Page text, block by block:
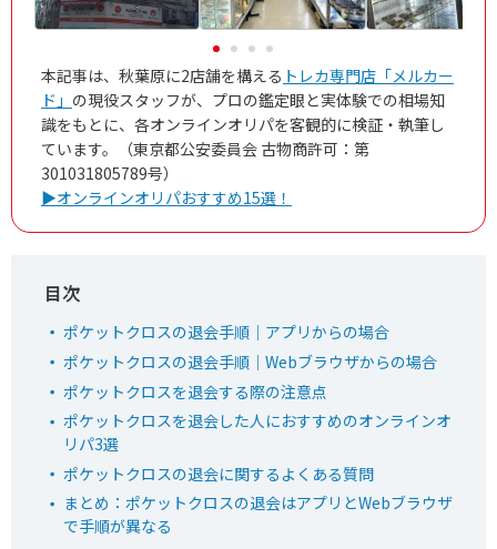
公式LINE連携で初回最大90％OFF！
おりパンダ公式サイトを見る
オリパワン
2周年大感謝祭イベント開催中！
初回限定LINEクーポン配布中！
新規限定でアド確5種が引ける
オリパワン公式サイトを見る
オリくじ
LINEクーポンで最大90%OFF
毎日無料ガチャが引ける
還元率115％超えのオリパが毎日登場！
本記事は、秋葉原に2店舗を構える トレカ専門店「メルカー
ド」 の現役スタッフが、プロの鑑定眼と実体験での相場知
識をもとに、各オンラインオリパを客観的に検証・執筆し
ています。（東京都公安委員会 古物商許可：第
301031805789号）
▶オンラインオリパおすすめ15選！
ポケットクロスの退会手順｜アプリからの場合
ポケットクロスの退会手順｜Webブラウザからの場合
ポケットクロスを退会する際の注意点
ポケットクロスを退会した人におすすめのオンラインオ
リパ3選
ポケットクロスの退会に関するよくある質問
まとめ：ポケットクロスの退会はアプリとWebブラウザ
で手順が異なる